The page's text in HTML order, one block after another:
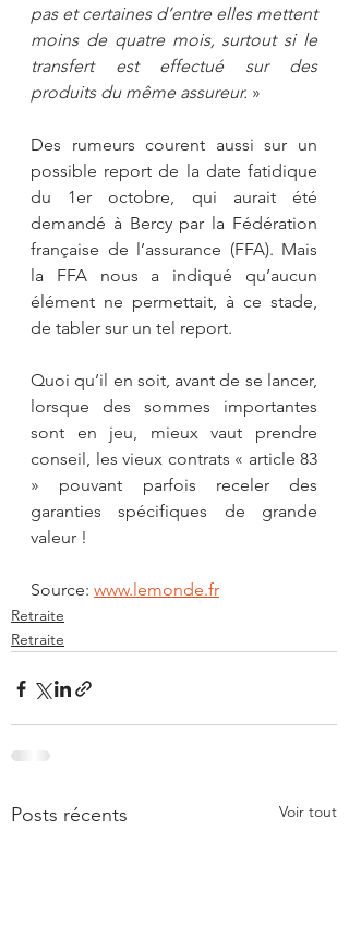
pas et certaines d’entre elles mettent
moins de quatre mois, surtout si le
transfert est effectué sur des
produits du même assureur. »
Des rumeurs courent aussi sur un
possible report de la date fatidique
du 1er octobre, qui aurait été
demandé à Bercy par la Fédération
française de l’assurance (FFA). Mais
la FFA nous a indiqué qu’aucun
élément ne permettait, à ce stade,
de tabler sur un tel report.
Quoi qu’il en soit, avant de se lancer,
lorsque des sommes importantes
sont en jeu, mieux vaut prendre
conseil, les vieux contrats « article 83
» pouvant parfois receler des
garanties spécifiques de grande
valeur !
Source: www.lemonde.fr
Retraite
Retraite
Posts récents Voir tout